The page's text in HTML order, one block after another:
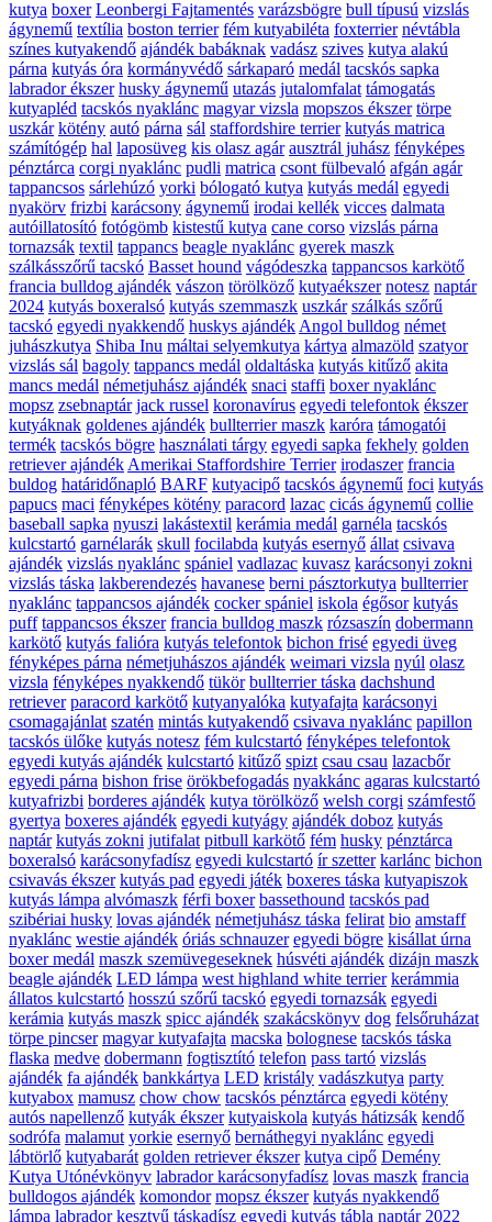
kutya boxer Leonbergi Fajtamentés varázsbögre bull típusú vizslás
ágynemű textília boston terrier fém kutyabiléta foxterrier névtábla
színes kutyakendő ajándék babáknak vadász szives kutya alakú
párna kutyás óra kormányvédő sárkaparó medál tacskós sapka
labrador ékszer husky ágynemű utazás jutalomfalat támogatás
kutyapléd tacskós nyaklánc magyar vizsla mopszos ékszer törpe
uszkár kötény autó párna sál staffordshire terrier kutyás matrica
számítógép hal laposüveg kis olasz agár ausztrál juhász fényképes
pénztárca corgi nyaklánc pudli matrica csont fülbevaló afgán agár
tappancsos sárlehúzó yorki bólogató kutya kutyás medál egyedi
nyakörv frizbi karácsony ágynemű irodai kellék vicces dalmata
autóillatosító fotógömb kistestű kutya cane corso vizslás párna
tornazsák textil tappancs beagle nyaklánc gyerek maszk
szálkásszőrű tacskó Basset hound vágódeszka tappancsos karkötő
francia bulldog ajándék vászon törölköző kutyaékszer notesz naptár
2024 kutyás boxeralsó kutyás szemmaszk uszkár szálkás szőrű
tacskó egyedi nyakkendő huskys ajándék Angol bulldog német
juhászkutya Shiba Inu máltai selyemkutya kártya almazöld szatyor
vizslás sál bagoly tappancs medál oldaltáska kutyás kitűző akita
mancs medál németjuhász ajándék snaci staffi boxer nyaklánc
mopsz zsebnaptár jack russel koronavírus egyedi telefontok ékszer
kutyáknak goldenes ajándék bullterrier maszk karóra támogatói
termék tacskós bögre használati tárgy egyedi sapka fekhely golden
retriever ajándék Amerikai Staffordshire Terrier irodaszer francia
buldog határidőnapló BARF kutyacipő tacskós ágynemű foci kutyás
papucs maci fényképes kötény paracord lazac cicás ágynemű collie
baseball sapka nyuszi lakástextil kerámia medál garnéla tacskós
kulcstartó garnélarák skull focilabda kutyás esernyő állat csivava
ajándék vizslás nyaklánc spániel vadlazac kuvasz karácsonyi zokni
vizslás táska lakberendezés havanese berni pásztorkutya bullterrier
nyaklánc tappancsos ajándék cocker spániel iskola égősor kutyás
puff tappancsos ékszer francia bulldog maszk rózsaszín dobermann
karkötő kutyás falióra kutyás telefontok bichon frisé egyedi üveg
fényképes párna németjuhászos ajándék weimari vizsla nyúl olasz
vizsla fényképes nyakkendő tükör bullterrier táska dachshund
retriever paracord karkötő kutyanyalóka kutyafajta karácsonyi
csomagajánlat szatén mintás kutyakendő csivava nyaklánc papillon
tacskós ülőke kutyás notesz fém kulcstartó fényképes telefontok
egyedi kutyás ajándék kulcstartó kitűző spizt csau csau lazacbőr
egyedi párna bishon frise örökbefogadás nyakkánc agaras kulcstartó
kutyafrizbi borderes ajándék kutya törölköző welsh corgi számfestő
gyertya boxeres ajándék egyedi kutyágy ajándék doboz kutyás
naptár kutyás zokni jutifalat pitbull karkötő fém husky pénztárca
boxeralsó karácsonyfadísz egyedi kulcstartó ír szetter karlánc bichon
csivavás ékszer kutyás pad egyedi játék boxeres táska kutyapiszok
kutyás lámpa alvómaszk férfi boxer bassethound tacskós pad
szibériai husky lovas ajándék németjuhász táska felirat bio amstaff
nyaklánc westie ajándék óriás schnauzer egyedi bögre kisállat úrna
boxer medál maszk szemüvegeseknek húsvéti ajándék dizájn maszk
beagle ajándék LED lámpa west highland white terrier kerámmia
állatos kulcstartó hosszú szőrű tacskó egyedi tornazsák egyedi
kerámia kutyás maszk spicc ajándék szakácskönyv dog felsőruházat
törpe pincser magyar kutyafajta macska bolognese tacskós táska
flaska medve dobermann fogtisztító telefon pass tartó vizslás
ajándék fa ajándék bankkártya LED kristály vadászkutya party
kutyabox mamusz chow chow tacskós pénztárca egyedi kötény
autós napellenző kutyák ékszer kutyaiskola kutyás hátizsák kendő
sodrófa malamut yorkie esernyő bernáthegyi nyaklánc egyedi
lábtörlő kutyabarát golden retriever ékszer kutya cipő Demény
Kutya Utónévkönyv labrador karácsonyfadísz lovas maszk francia
bulldogos ajándék komondor mopsz ékszer kutyás nyakkendő
lámpa labrador kesztyű táskadísz egyedi kutyás tábla naptár 2022